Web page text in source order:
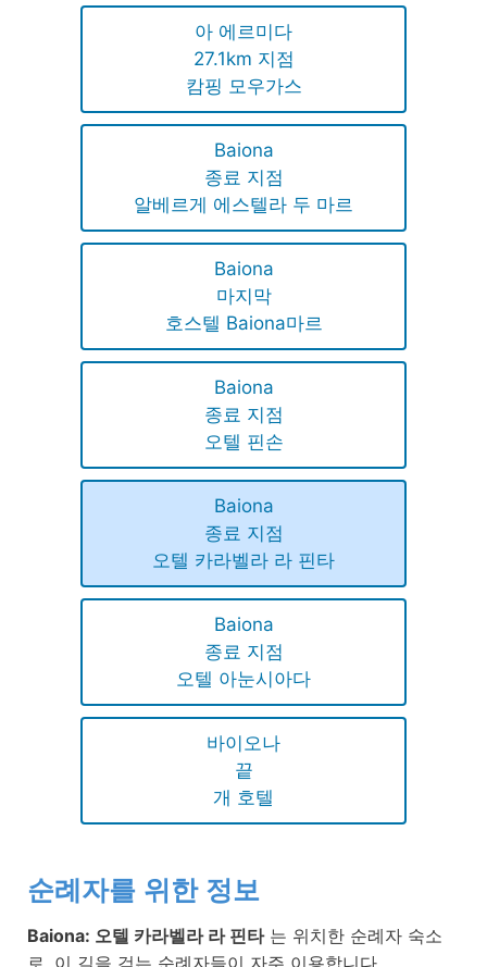
아 에르미다
27.1km 지점
캄핑 모우가스
Baiona
종료 지점
알베르게 에스텔라 두 마르
Baiona
마지막
호스텔 Baiona마르
Baiona
종료 지점
오텔 핀손
Baiona
종료 지점
오텔 카라벨라 라 핀타
Baiona
종료 지점
오텔 아눈시아다
바이오나
끝
개 호텔
순례자를 위한 정보
Baiona: 오텔 카라벨라 라 핀타는 위치한 순례자 숙소
로, 이 길을 걷는 순례자들이 자주 이용합니다.